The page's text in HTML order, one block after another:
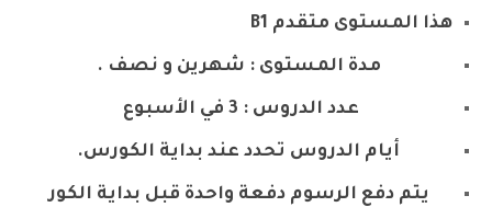
هذا المستوى متقدم B1
مدة المستوى : شهرين و نصف .
عدد الدروس : 3 في الأسبوع
أيام الدروس تحدد عند بداية الكورس.
يتم دفع الرسوم دفعة واحدة قبل بداية الكور